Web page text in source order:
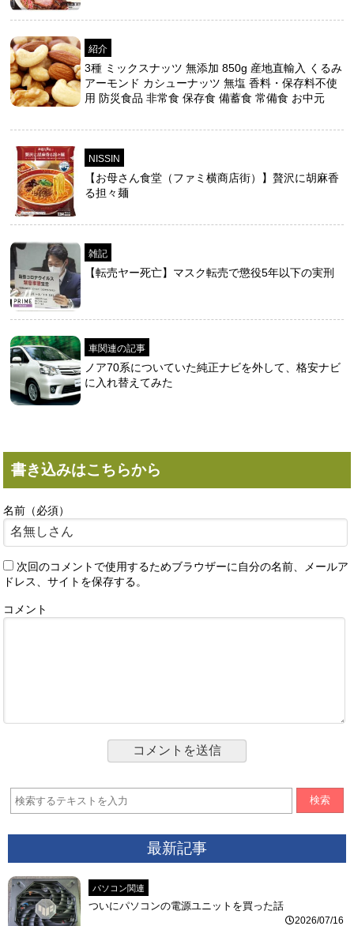
紹介
3種 ミックスナッツ 無添加 850g 産地直輸入 くるみ
アーモンド カシューナッツ 無塩 香料・保存料不使
用 防災食品 非常食 保存食 備蓄食 常備食 お中元
NISSIN
【お母さん食堂（ファミ横商店街）】贅沢に胡麻香
る担々麺
雑記
【転売ヤー死亡】マスク転売で懲役5年以下の実刑
車関連の記事
ノア70系についていた純正ナビを外して、格安ナビ
に入れ替えてみた
書き込みはこちらから
名前（必須）
次回のコメントで使用するためブラウザーに自分の名前、メールア
ドレス、サイトを保存する。
コメント
検索
最新記事
パソコン関連
ついにパソコンの電源ユニットを買った話
2026/07/16